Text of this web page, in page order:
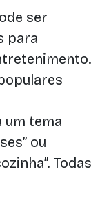
ser
para
um tema
ou
Todas